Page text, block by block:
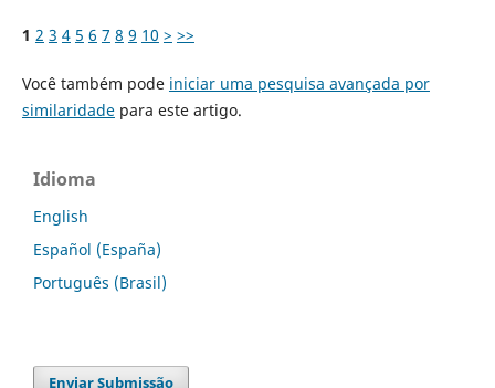
1 2 3 4 5 6 7 8 9 10 > >>
Você também pode iniciar uma pesquisa avançada por
similaridadepara este artigo.
Idioma
English
Español (España)
Português (Brasil)
Enviar Submissão